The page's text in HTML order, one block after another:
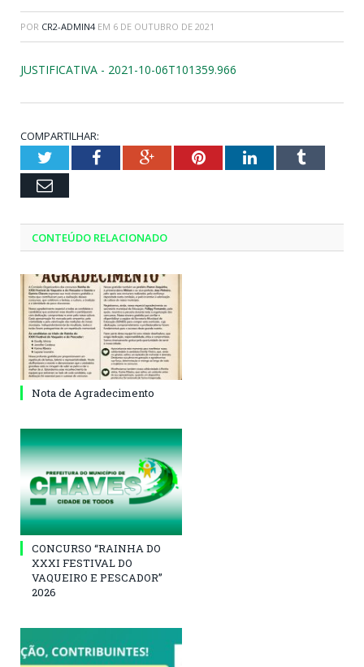
POR CR2-ADMIN4 EM 6 DE OUTUBRO DE 2021
JUSTIFICATIVA - 2021-10-06T101359.966
COMPARTILHAR:
TwitterFacebookGoogle+PinterestLinkedInTumblr
Email
CONTEÚDO RELACIONADO
Nota de Agradecimento
CONCURSO “RAINHA DO
XXXI FESTIVAL DO
VAQUEIRO E PESCADOR”
2026